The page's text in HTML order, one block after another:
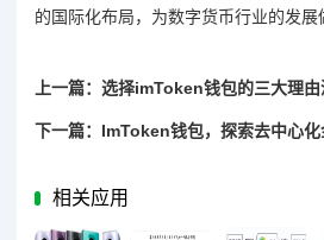
的国际化布局，为数字货币行业的发展
上一篇：选择imToken钱包的三大理
下一篇：ImToken钱包，探索去中心化
相关应用